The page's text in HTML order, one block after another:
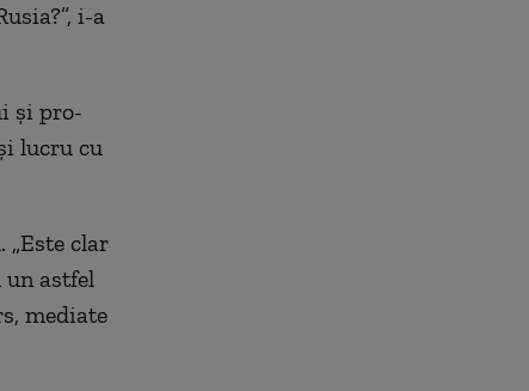
i-a
și pro-
lucru cu
clar
un astfel
mediate